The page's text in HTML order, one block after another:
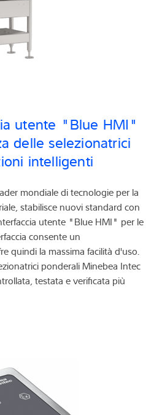
utente "Blue HMI"
delle selezionatrici
intelligenti
mondiale di tecnologie per la
stabilisce nuovi standard con
utente "Blue HMI" per le
consente un
quindi la massima facilità d'uso.
ponderali Minebea Intec
testata e verificata più